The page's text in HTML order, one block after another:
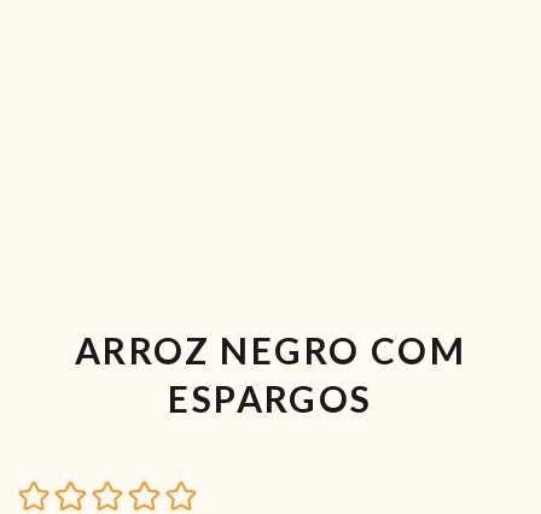
ARROZ NEGRO COM
ESPARGOS